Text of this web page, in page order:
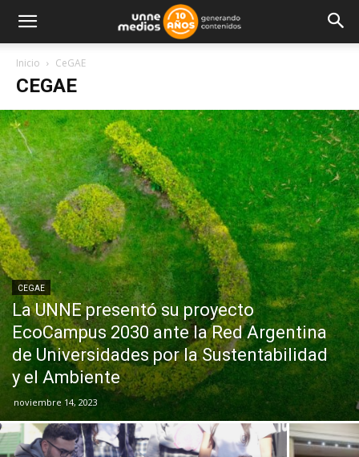
Inicio CeGAE
CEGAE
CEGAE
La UNNE presentó su proyecto
EcoCampus 2030 ante la Red Argentina
de Universidades por la Sustentabilidad
y el Ambiente
noviembre 14, 2023